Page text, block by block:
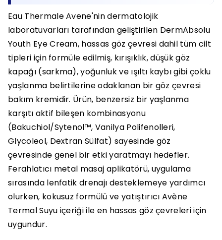
Eau Thermale Avene'nin dermatolojik
laboratuvarları tarafından geliştirilen DermAbsolu
Youth Eye Cream, hassas göz çevresi dahil tüm cilt
tipleri için formüle edilmiş, kırışıklık, düşük göz
kapağı (sarkma), yoğunluk ve ışıltı kaybı gibi çoklu
yaşlanma belirtilerine odaklanan bir göz çevresi
bakım kremidir. Ürün, benzersiz bir yaşlanma
karşıtı aktif bileşen kombinasyonu
(Bakuchiol/Sytenol™, Vanilya Polifenolleri,
Glycoleol, Dextran Sülfat) sayesinde göz
çevresinde genel bir etki yaratmayı hedefler.
Ferahlatıcı metal masaj aplikatörü, uygulama
sırasında lenfatik drenajı desteklemeye yardımcı
olurken, kokusuz formülü ve yatıştırıcı Avène
Termal Suyu içeriği ile en hassas göz çevreleri için
uygundur.